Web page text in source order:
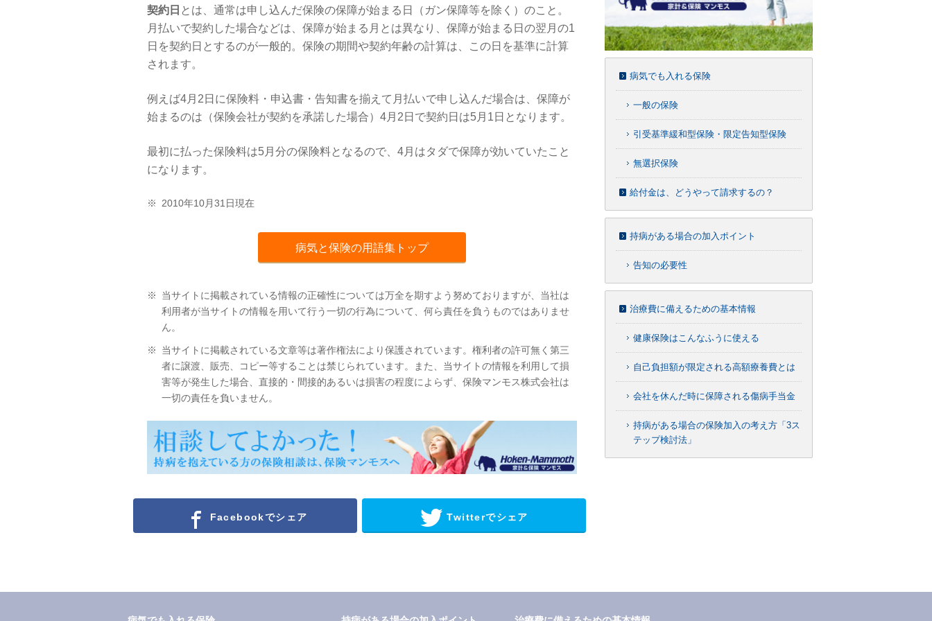
契約日 とは、通常は申し込んだ保険の保障が始まる日（ガン保障等を除く）のこと。
月払いで契約した場合などは、保障が始まる月とは異なり、保障が始まる日の翌月の1
日を契約日とするのが一般的。保険の期間や契約年齢の計算は、この日を基準に計算
されます。
例えば4月2日に保険料・申込書・告知書を揃えて月払いで申し込んだ場合は、保障が
始まるのは（保険会社が契約を承諾した場合）4月2日で契約日は5月1日となります。
最初に払った保険料は5月分の保険料となるので、4月はタダで保障が効いていたこと
になります。
※ 2010年10月31日現在
病気と保険の用語集トップ
※
当サイトに掲載されている情報の正確性については万全を期すよう努めておりますが、当社は
利用者が当サイトの情報を用いて行う一切の行為について、何ら責任を負うものではありませ
ん。
※
当サイトに掲載されている文章等は著作権法により保護されています。権利者の許可無く第三
者に譲渡、販売、コピー等することは禁じられています。また、当サイトの情報を利用して損
害等が発生した場合、直接的・間接的あるいは損害の程度によらず、保険マンモス株式会社は
一切の責任を負いません。
Facebookでシェア Twitterでシェア
病気でも入れる保険
一般の保険
引受基準緩和型保険・限定告知型保険
無選択保険
給付金は、どうやって請求するの？
持病がある場合の加入ポイント
告知の必要性
治療費に備えるための基本情報
健康保険はこんなふうに使える
自己負担額が限定される高額療養費とは
会社を休んだ時に保障される傷病手当金
持病がある場合の保険加入の考え方「3ス
テップ検討法」